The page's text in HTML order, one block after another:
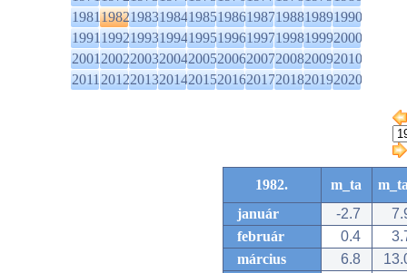
1981198219831984198519861987198819891990
1991199219931994199519961997199819992000
2001200220032004200520062007200820092010
2011201220132014201520162017201820192020
1982. m_ta
január
-2.7
február
0.4
március
6.8